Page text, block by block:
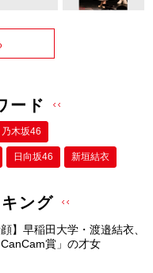
ード
乃木坂46
日向坂46 新垣結衣
ング
】早稲田大学・渡邉結衣、
賞」の才女